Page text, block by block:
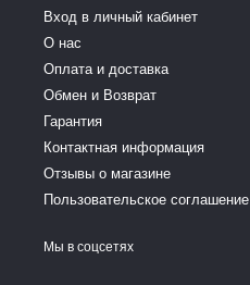
Вход в личный кабинет
О нас
Оплата и доставка
Обмен и Возврат
Гарантия
Контактная информация
Отзывы о магазине
Пользовательское соглашение
Мы в соцсетях